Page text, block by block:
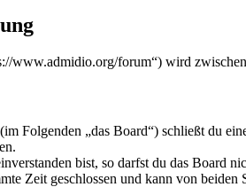
forum“) wird
Folgenden „das Board“) schließt du
bist, so darfst du das Board
Zeit geschlossen und kann von